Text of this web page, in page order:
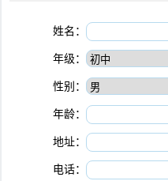
姓名：
年级：
性别：
年龄：
地址：
电话：